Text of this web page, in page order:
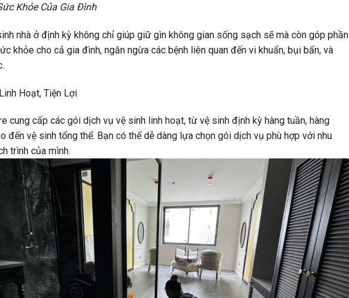
Khỏe Của Gia Đình
nhà ở định kỳ không chỉ giúp giữ gìn không gian sống sạch sẽ mà còn góp phần
khỏe cho cả gia đình, ngăn ngừa các bệnh liên quan đến vi khuẩn, bụi bẩn, và
Hoạt, Tiện Lợi
cung cấp các gói dịch vụ vệ sinh linh hoạt, từ vệ sinh định kỳ hàng tuần, hàng
đến vệ sinh tổng thể. Bạn có thể dễ dàng lựa chọn gói dịch vụ phù hợp với nhu
trình của mình.